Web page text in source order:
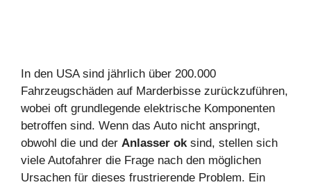
In den USA sind jährlich über 200.000
Fahrzeugschäden auf Marderbisse zurückzuführen,
wobei oft grundlegende elektrische Komponenten
betroffen sind. Wenn das Auto nicht anspringt,
obwohl die und der Anlasser oksind, stellen sich
viele Autofahrer die Frage nach den möglichen
Ursachen für dieses frustrierende Problem. Ein